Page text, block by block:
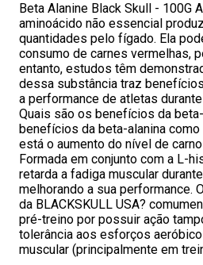
Beta Alanine Black Skull - 100G
aminoácido não essencial
quantidades pelo fígado. Ela
consumo de carnes vermelhas,
entanto, estudos têm
dessa substância traz
a performance de atletas
Quais são os benefícios da
benefícios da beta-alanina
está o aumento do nível de
Formada em conjunto com a L-
retarda a fadiga muscular
melhorando a sua performance.
da BLACKSKULL USA?
pré-treino por possuir ação
tolerância aos esforços
muscular (principalmente em